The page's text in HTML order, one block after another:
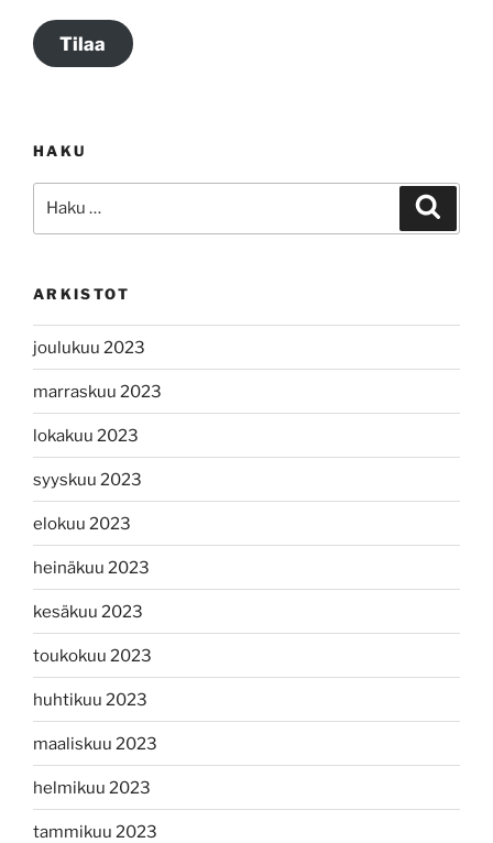
Tilaa
HAKU
ARKISTOT
joulukuu 2023
marraskuu 2023
lokakuu 2023
syyskuu 2023
elokuu 2023
heinäkuu 2023
kesäkuu 2023
toukokuu 2023
huhtikuu 2023
maaliskuu 2023
helmikuu 2023
tammikuu 2023